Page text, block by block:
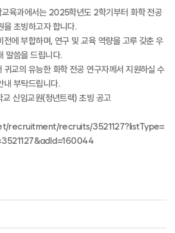
교육과에서는 2025학년도 2학기부터 화학 전공
을 초빙하고자 합니다.
전에 부합하며, 연구 및 교육 역량을 고루 갖춘 우
말씀을 드립니다.
귀교의 유능한 화학 전공 연구자께서 지원하실 수
내 부탁드립니다.
신임교원(정년트랙) 초빙 공고
recruitment/recruits/3521127?listType=